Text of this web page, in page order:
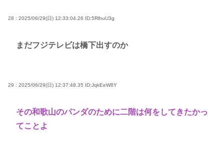
28 : 2025/06/29(日) 12:33:04.26 ID:5RlhuU3g
まだフジテレビは橋下出すのか
29 : 2025/06/29(日) 12:37:48.35 ID:JqkEeW8Y
その和歌山のパンダのために二階は何をしてきたかっ
てことよ